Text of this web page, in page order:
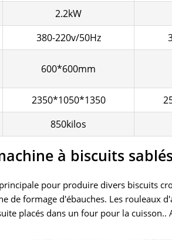
2.2kW
380-220v/50Hz
600*600mm
2350*1050*1350
850kilos
à biscuits
pour produire divers biscuits
de formage d'ébauches. Les
placés dans un four pour la